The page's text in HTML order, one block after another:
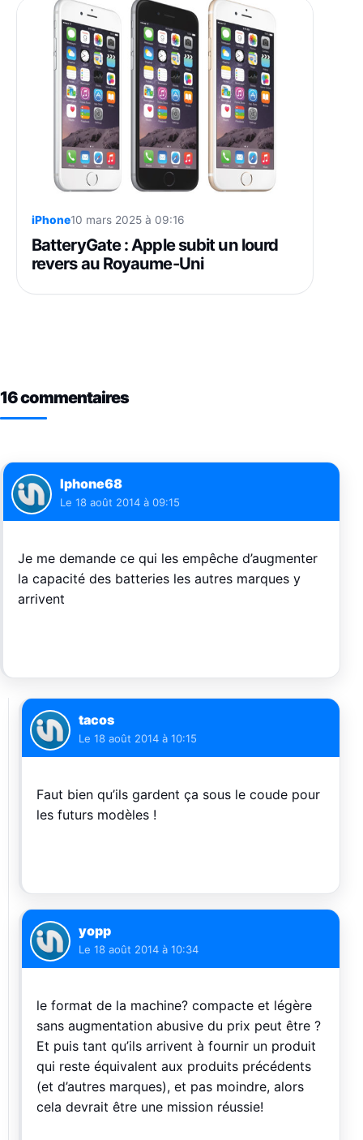
iPhone10 mars 2025 à 09:16
BatteryGate : Apple subit un lourd
revers au Royaume-Uni
16 commentaires
Iphone68
Le 18 août 2014 à 09:15
Je me demande ce qui les empêche d’augmenter
la capacité des batteries les autres marques y
arrivent
tacos
Le 18 août 2014 à 10:15
Faut bien qu’ils gardent ça sous le coude pour
les futurs modèles !
yopp
Le 18 août 2014 à 10:34
le format de la machine? compacte et légère
sans augmentation abusive du prix peut être ?
Et puis tant qu’ils arrivent à fournir un produit
qui reste équivalent aux produits précédents
(et d’autres marques), et pas moindre, alors
cela devrait être une mission réussie!